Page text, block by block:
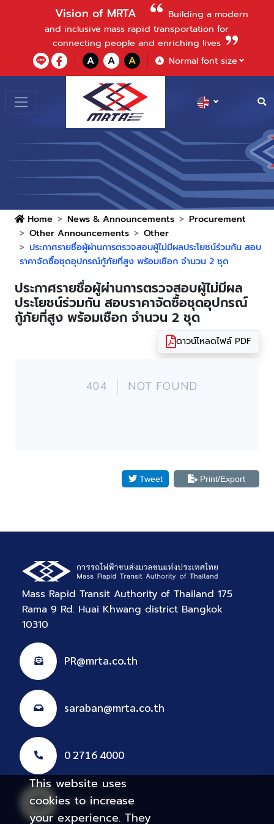
Vision of MRTA
Building a modern
and inclusive mass rapid transportation for
connecting people and enriching lives
A A A A Normal font size
Home News & Announcements
Procurement
Other Announcements
Other
ประกาศรายชื่อผู้ผ่านการตรวจสอบผู้ไม่มีผลประโยชน์ร่วมกัน สอบ
ราคาจัดซื้อชุดอุปกรณ์กู้ภัยที่สูง พร้อมเชือก จำนวน 2 ชุด
ประกาศรายชื่อผู้ผ่านการตรวจสอบผู้ไม่มีผล
ประโยชน์ร่วมกัน สอบราคาจัดซื้อชุดอุปกรณ์
กู้ภัยที่สูง พร้อมเชือก จำนวน 2 ชุด
ดาวน์โหลดไฟล์ PDF
Tweet Print/Export
Mass Rapid Transit Authority of Thailand 175
Rama 9 Rd. Huai Khwang district Bangkok
10310
PR@mrta.co.th
saraban@mrta.co.th
0 2716 4000
0 2716 4019
This website uses
cookies to increase
your experience. They